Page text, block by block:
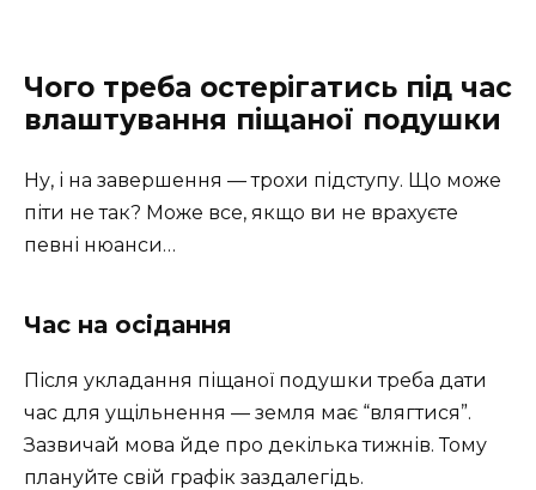
Чого треба остерігатись під час
влаштування піщаної подушки
Ну, і на завершення — трохи підступу. Що може
піти не так? Може все, якщо ви не врахуєте
певні нюанси…
Час на осідання
Після укладання піщаної подушки треба дати
час для ущільнення — земля має “влягтися”.
Зазвичай мова йде про декілька тижнів. Тому
плануйте свій графік заздалегідь.